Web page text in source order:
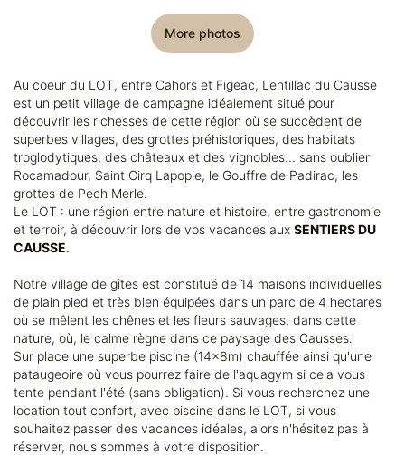
More photos
Au coeur du LOT, entre Cahors et Figeac, Lentillac du Causse
est un petit village de campagne idéalement situé pour
découvrir les richesses de cette région où se succèdent de
superbes villages, des grottes préhistoriques, des habitats
troglodytiques, des châteaux et des vignobles... sans oublier
Rocamadour, Saint Cirq Lapopie, le Gouffre de Padirac, les
grottes de Pech Merle.
Le LOT : une région entre nature et histoire, entre gastronomie
et terroir, à découvrir lors de vos vacances aux SENTIERS DU
CAUSSE.
Notre village de gîtes est constitué de 14 maisons individuelles
de plain pied et très bien équipées dans un parc de 4 hectares
où se mêlent les chênes et les fleurs sauvages, dans cette
nature, où, le calme règne dans ce paysage des Causses.
Sur place une superbe piscine (14x8m) chauffée ainsi qu'une
pataugeoire où vous pourrez faire de l'aquagym si cela vous
tente pendant l'été (sans obligation). Si vous recherchez une
location tout confort, avec piscine dans le LOT, si vous
souhaitez passer des vacances idéales, alors n'hésitez pas à
réserver, nous sommes à votre disposition.